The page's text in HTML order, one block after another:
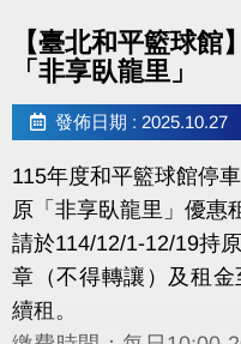
【臺北和平籃球
「非享臥龍里」
發佈日期 : 2025.10.27
115年度和平籃球館停
原「非享臥龍里」優惠
請於114/12/1-12/19持
章（不得轉讓）及租
續租。